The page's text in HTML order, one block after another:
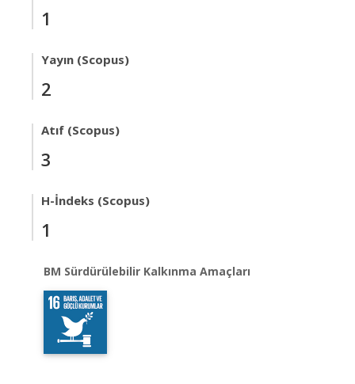
1
Yayın (Scopus)
2
Atıf (Scopus)
3
H-İndeks (Scopus)
1
BM Sürdürülebilir Kalkınma Amaçları